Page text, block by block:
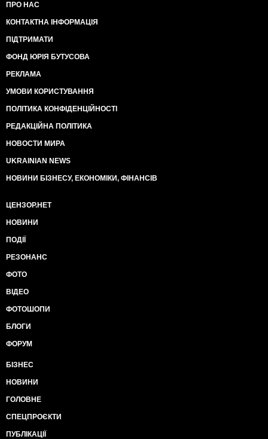
ПРО НАС
КОНТАКТНА ІНФОРМАЦІЯ
ПІДТРИМАТИ
ФОНД ЮРІЯ БУТУСОВА
РЕКЛАМА
УМОВИ КОРИСТУВАННЯ
ПОЛІТИКА КОНФІДЕНЦІЙНОСТІ
РЕДАКЦІЙНА ПОЛІТИКА
НОВОСТИ МИРА
UKRAINIAN NEWS
НОВИНИ БІЗНЕСУ, ЕКОНОМІКИ, ФІНАНСІВ
ЦЕНЗОР.НЕТ
НОВИНИ
ПОДІЇ
РЕЗОНАНС
ФОТО
ВІДЕО
ФОТОШОПИ
БЛОГИ
ФОРУМ
БІЗНЕС
НОВИНИ
ГОЛОВНЕ
СПЕЦПРОЄКТИ
ПУБЛІКАЦІЇ